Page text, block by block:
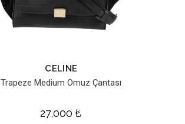
CELINE
Trapeze Medium Omuz Çantası
27,000₺